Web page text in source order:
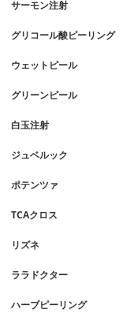
サーモン注射
グリコール酸ピーリング
ウェットピール
グリーンピール
白玉注射
ジュベルック
ポテンツァ
TCAクロス
リズネ
ララドクター
ハーブピーリング